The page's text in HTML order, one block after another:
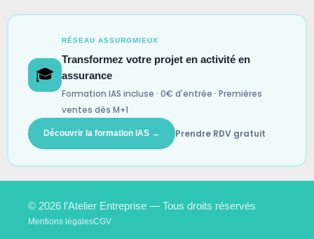
🎓
RÉSEAU ASSUROMIEUX
Transformez votre projet en activité en
assurance
Formation IAS incluse · 0€ d'entrée · Premières
ventes dès M+1
Découvrir la formation IAS → Prendre RDV gratuit
© 2026 l’Atelier Entreprise — Tous droits réservés
Mentions légalesCGV